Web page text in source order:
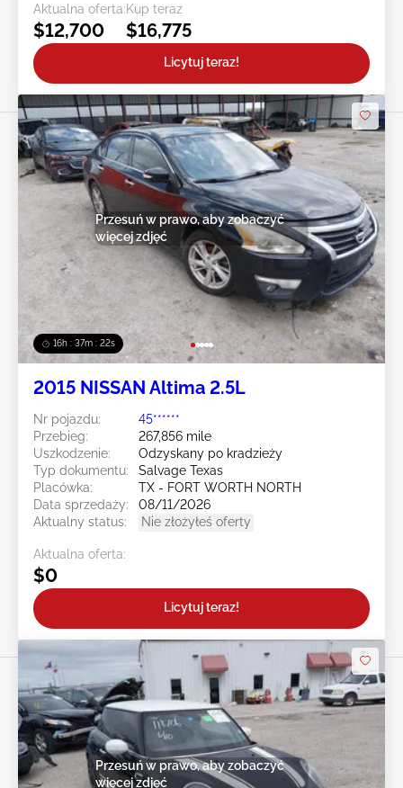
Aktualna oferta:
$12,700
Kup teraz
$16,775
Licytuj teraz!
16h : 37m : 19s
Przesuń w prawo, aby zobaczyć
więcej zdjęć
2015 NISSAN Altima 2.5L
Nr pojazdu:
45******
Przebieg:
267,856 mile
Uszkodzenie:
Odzyskany po kradzieży
Typ dokumentu:
Salvage Texas
Placówka:
TX - FORT WORTH NORTH
Data sprzedaży:
08/11/2026
Aktualny status:
Nie złożyłeś oferty
Aktualna oferta:
$0
Licytuj teraz!
Przesuń w prawo, aby zobaczyć
więcej zdjęć